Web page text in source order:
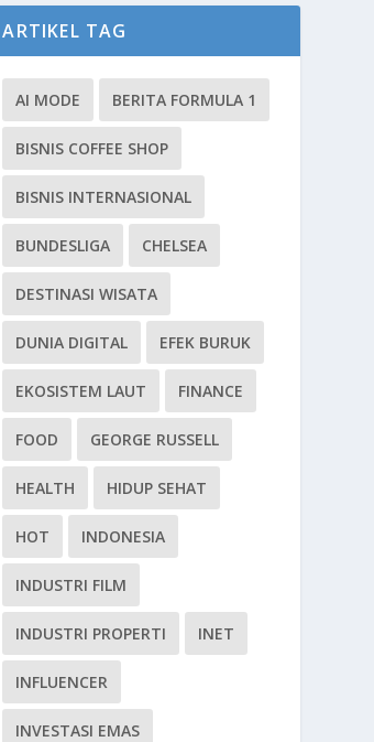
ARTIKEL TAG
AI MODE BERITA FORMULA 1
BISNIS COFFEE SHOP
BISNIS INTERNASIONAL
BUNDESLIGA CHELSEA
DESTINASI WISATA
DUNIA DIGITAL EFEK BURUK
EKOSISTEM LAUT FINANCE
FOOD GEORGE RUSSELL
HEALTH HIDUP SEHAT
HOT INDONESIA
INDUSTRI FILM
INDUSTRI PROPERTI INET
INFLUENCER
INVESTASI EMAS